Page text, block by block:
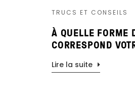
TRUCS ET CONSEILS
À QUELLE FORME
CORRESPOND
Lire la suite